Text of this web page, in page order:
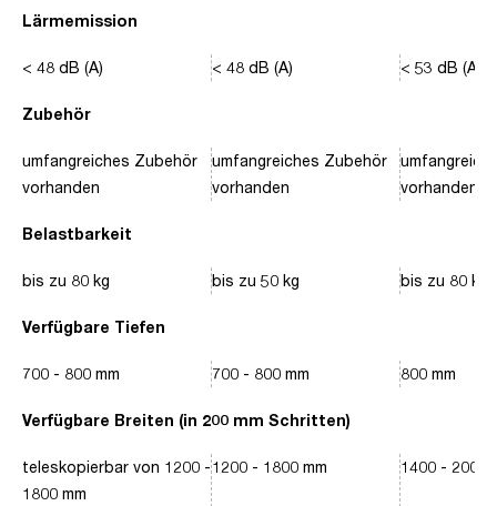
Lärmemission
Zubehör
Belastbarkeit
Verfügbare Tiefen
Verfügbare Breiten (in 200 mm Schritten)
< 48 dB (A)
umfangreiches Zubehör
vorhanden
bis zu 80 kg
700 - 800 mm
teleskopierbar von 1200 -
1800 mm
< 48 dB (A)
umfangreiches Zubehör
vorhanden
bis zu 50 kg
700 - 800 mm
1200 - 1800 mm
< 53 dB (A)
vorhanden
bis zu 80 kg
800 mm
1400 - 2000